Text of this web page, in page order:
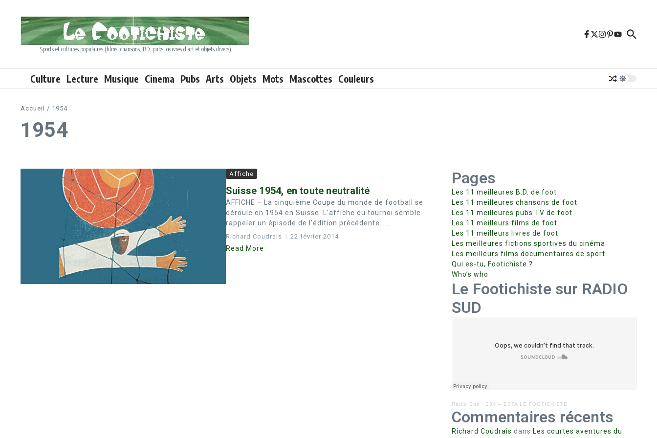
Sports et cultures populaires (films, chansons, BD, pubs, œuvres d'art et objets divers)
Culture Lecture Musique Cinema Pubs Arts Objets Mots Mascottes Couleurs
Accueil / 1954
1954
Affiche
Suisse 1954, en toute neutralité
AFFICHE – La cinquième Coupe du monde de football se
déroule en 1954 en Suisse. L’affiche du tournoi semble
rappeler un épisode de l’édition précédente. ...
Richard Coudrais 22 février 2014
Read More
Pages
Les 11 meilleures B.D. de foot
Les 11 meilleures chansons de foot
Les 11 meilleures pubs TV de foot
Les 11 meilleurs films de foot
Les 11 meilleurs livres de foot
Les meilleures fictions sportives du cinéma
Les meilleurs films documentaires de sport
Qui es-tu, Footichiste ?
Who’s who
Le Footichiste sur RADIO
SUD
Radio Sud · 234 – ESTA LE FOOTICHISTE
Commentaires récents
Richard Coudrais dans Les courtes aventures du